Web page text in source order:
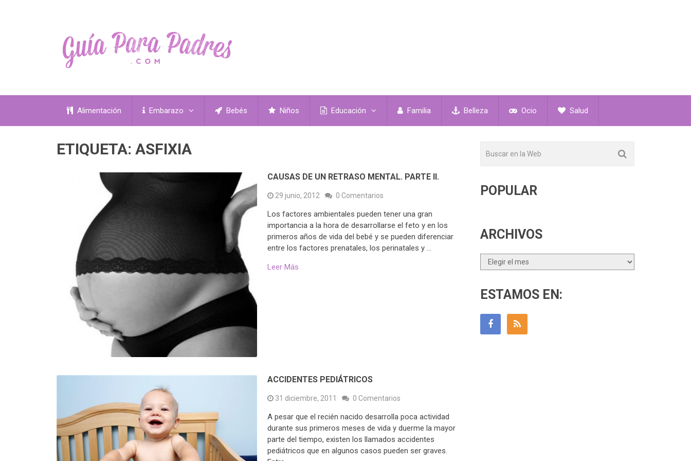
Alimentación Embarazo Bebés Niños Educación Familia Belleza Ocio Salud
ETIQUETA: ASFIXIA
CAUSAS DE UN RETRASO MENTAL. PARTE II.
29 junio, 2012 0 Comentarios
Los factores ambientales pueden tener una gran
importancia a la hora de desarrollarse el feto y en los
primeros años de vida del bebé y se pueden diferenciar
entre los factores prenatales, los perinatales y …
Leer Más
ACCIDENTES PEDIÁTRICOS
31 diciembre, 2011 0 Comentarios
A pesar que el recién nacido desarrolla poca actividad
durante sus primeros meses de vida y duerme la mayor
parte del tiempo, existen los llamados accidentes
pediátricos que en algunos casos pueden ser graves.
POPULAR
ARCHIVOS
Archivos
ESTAMOS EN: